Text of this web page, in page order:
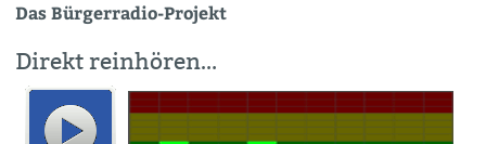
Das Bürgerradio-Projekt
Direkt reinhören…